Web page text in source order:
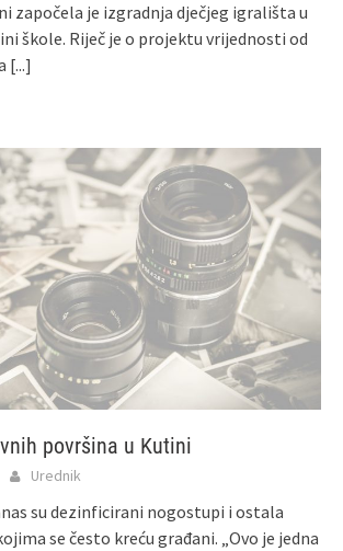
započela je izgradnja dječjeg igrališta u
škole. Riječ je o projektu vrijednosti od
[...]
površina u Kutini
Urednik
su dezinficirani nogostupi i ostala
se često kreću građani. „Ovo je jedna